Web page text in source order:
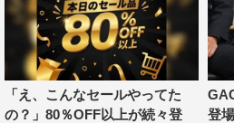
「え、こんなセールやってた
の？」80％OFF以上が続々登
登